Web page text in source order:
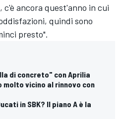
c'è ancora quest'anno in cui
quindi sono
presto".
di concreto" con Aprilia
molto vicino al rinnovo con
in SBK? Il piano A è la